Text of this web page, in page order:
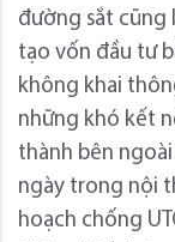
đường sắt cũng
tạo vốn đầu tư
không khai
những khó kết
thành bên
ngày trong nội
hoạch chống